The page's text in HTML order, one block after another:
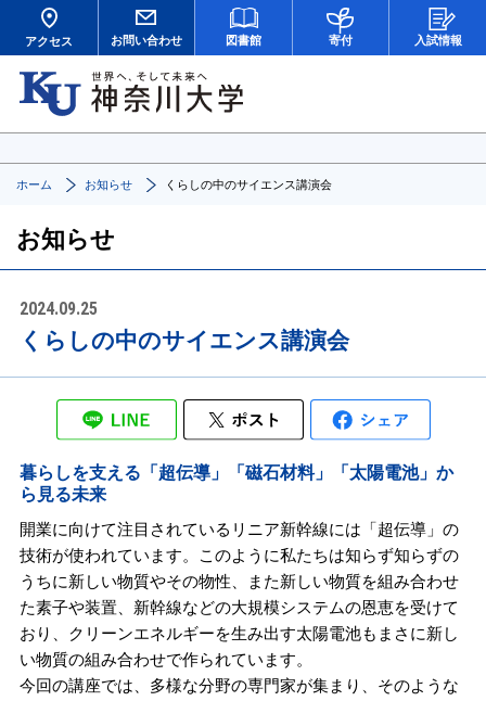
アクセス お問い合わせ 図書館 寄付 入試情報
ホーム お知らせ くらしの中のサイエンス講演会
お知らせ
2024.09.25
くらしの中のサイエンス講演会
暮らしを支える「超伝導」「磁石材料」「太陽電池」か
ら見る未来
開業に向けて注目されているリニア新幹線には「超伝導」の
技術が使われています。このように私たちは知らず知らずの
うちに新しい物質やその物性、また新しい物質を組み合わせ
た素子や装置、新幹線などの大規模システムの恩恵を受けて
おり、クリーンエネルギーを生み出す太陽電池もまさに新し
い物質の組み合わせで作られています。
今回の講座では、多様な分野の専門家が集まり、そのような